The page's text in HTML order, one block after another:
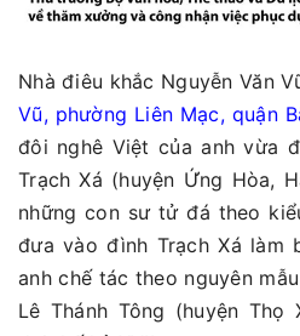
Nhà điêu khắc Nguyễn Văn
Vũ, phường Liên Mạc, quận
đôi nghê Việt của anh vừa
Trạch Xá (huyện Ứng Hòa,
những con sư tử đá theo
đưa vào đình Trạch Xá làm
anh chế tác theo nguyên
Lê Thánh Tông (huyện Thọ